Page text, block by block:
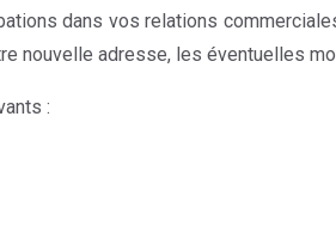
dans vos relations
nouvelle adresse, les éventuelles
: